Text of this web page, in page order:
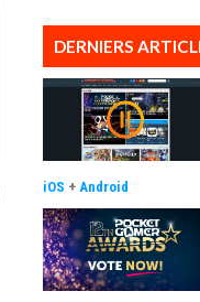
DERNIERS
iOS + Android